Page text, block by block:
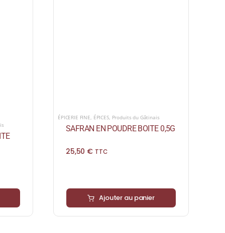
ÉPICERIE FINE ÉPICES, Produits du Gâtinais
SAFRAN EN POUDRE BOITE 0,5G
25,50 € TTC
Ajouter au panier